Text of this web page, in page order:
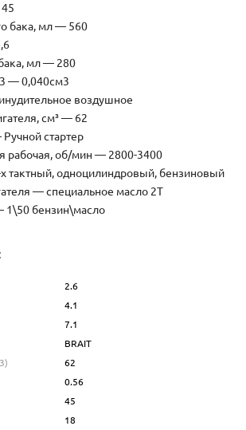
бака, мл — 560
мл — 280
— 0,040см3
воздушное
см³ — 62
стартер
рабочая, об/мин — 2800-3400
тактный, одноцилиндровый, бензиновый
— специальное масло 2Т
1\50 бензин\масло
2.6
4.1
7.1
BRAIT
62
0.56
45
18